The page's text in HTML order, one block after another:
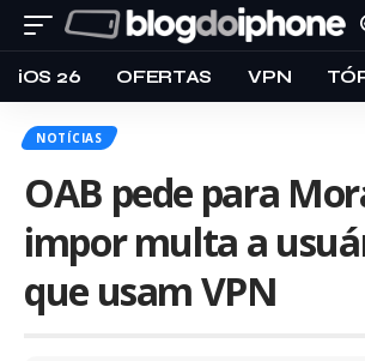
iOS 26 OFERTAS VPN
NOTÍCIAS
OAB pede para
impor multa a
que usam VPN